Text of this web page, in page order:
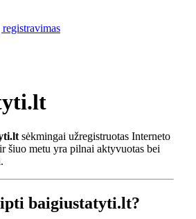
sėkmingai užregistruotas Interneto
šiuo metu yra pilnai aktyvuotas bei
baigiustatyti.lt?